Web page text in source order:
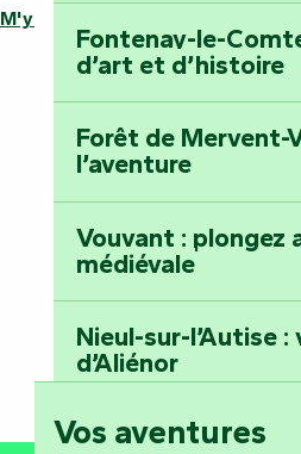
Fontenay-le-
d’art et d’histoire
Forêt de Mervent-
l’aventure
Vouvant : plongez
médiévale
Nieul-sur-l’Autise
d’Aliénor
Foussais-Payré :
Vos aventures
M'y rendre